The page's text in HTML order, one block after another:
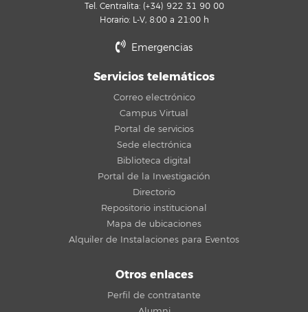
Tel. Centralita: (+34) 922 31 90 00
Horario: L-V, 8:00 a 21:00 h
Emergencias
Servicios telemáticos
Correo electrónico
Campus Virtual
Portal de servicios
Sede electrónica
Biblioteca digital
Portal de la Investigación
Directorio
Repositorio institucional
Mapa de ubicaciones
Alquiler de Instalaciones para Eventos
Otros enlaces
Perfil de contratante